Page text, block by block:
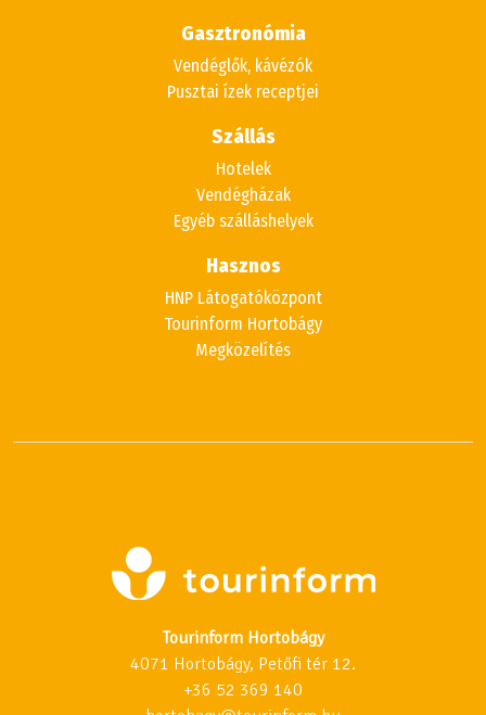
Gasztronómia
Vendéglők, kávézók
Pusztai ízek receptjei
Szállás
Hotelek
Vendégházak
Egyéb szálláshelyek
Hasznos
HNP Látogatóközpont
Tourinform Hortobágy
Megközelítés
Tourinform Hortobágy
4071 Hortobágy, Petőfi tér 12.
+36 52 369 140